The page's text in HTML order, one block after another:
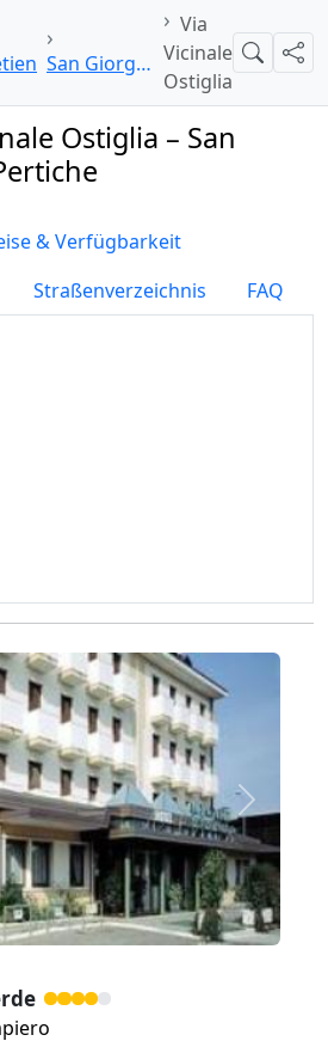
San Giorgio delle Pertiche
Via
Vicinale
Ostiglia
Suche
Ostiglia – San
& Verfügbarkeit
Straßenverzeichnis
FAQ
Weiter